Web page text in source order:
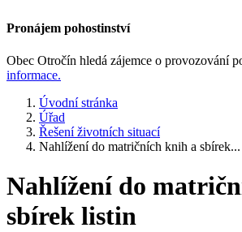
Pronájem pohostinství
Obec Otročín hledá zájemce o provozování
informace.
Úvodní stránka
Úřad
Řešení životních situací
Nahlížení do matričních knih a sbírek...
Nahlížení do
sbírek listin